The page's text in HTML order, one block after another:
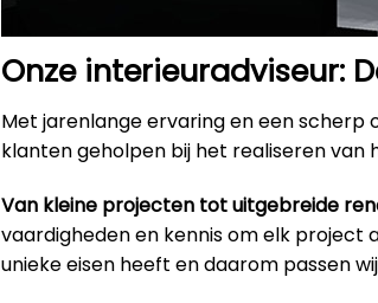
Onze interieuradviseur:
Met jarenlange ervaring en een scherp
klanten geholpen bij het realiseren van
Van kleine projecten tot uitgebreide
vaardigheden en kennis om elk project
unieke eisen heeft en daarom passen